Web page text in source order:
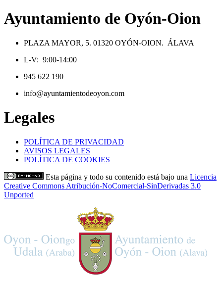
Ayuntamiento de Oyón-Oion
PLAZA MAYOR, 5. 01320 OYÓN-OION. ÁLAVA
L-V: 9:00-14:00
945 622 190
info@ayuntamientodeoyon.com
Legales
POLÍTICA DE PRIVACIDAD
AVISOS LEGALES
POLÍTICA DE COOKIES
Esta página y todo su contenido está bajo una Licencia
Creative Commons Atribución-NoComercial-SinDerivadas 3.0
Unported